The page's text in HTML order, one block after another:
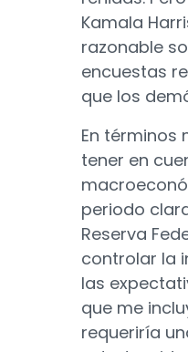
Kamala
razonable
encuestas
que los
En términos
tener en
periodo
Reserva
controlar la
las
que me
requeriría